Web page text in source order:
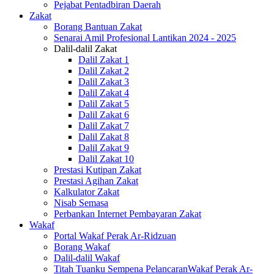
Pejabat Pentadbiran Daerah
Zakat
Borang Bantuan Zakat
Senarai Amil Profesional Lantikan 2024 - 2025
Dalil-dalil Zakat
Dalil Zakat 1
Dalil Zakat 2
Dalil Zakat 3
Dalil Zakat 4
Dalil Zakat 5
Dalil Zakat 6
Dalil Zakat 7
Dalil Zakat 8
Dalil Zakat 9
Dalil Zakat 10
Prestasi Kutipan Zakat
Prestasi Agihan Zakat
Kalkulator Zakat
Nisab Semasa
Perbankan Internet Pembayaran Zakat
Wakaf
Portal Wakaf Perak Ar-Ridzuan
Borang Wakaf
Dalil-dalil Wakaf
Titah Tuanku Sempena PelancaranWakaf Perak Ar-